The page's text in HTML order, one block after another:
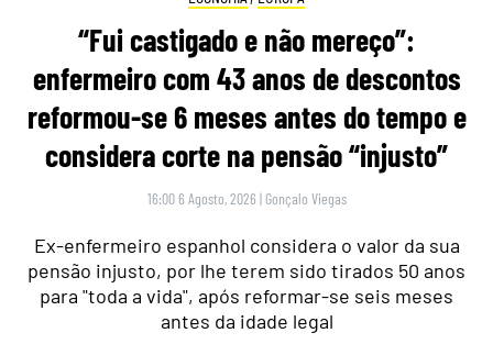
“Fui castigado e não mereço”:
enfermeiro com 43 anos de descontos
reformou-se 6 meses antes do tempo e
considera corte na pensão “injusto”
16:00 6 Agosto, 2026 | Gonçalo Viegas
Ex-enfermeiro espanhol considera o valor da sua
pensão injusto, por lhe terem sido tirados 50 anos
para "toda a vida", após reformar-se seis meses
antes da idade legal